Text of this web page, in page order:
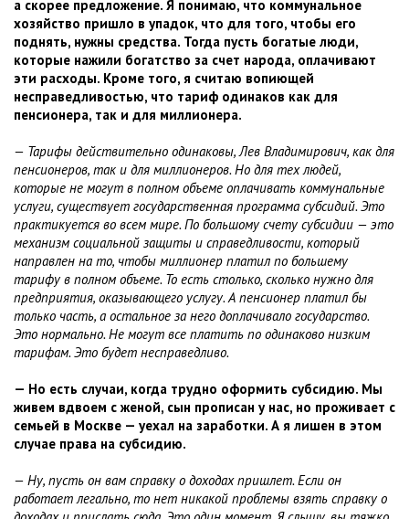
а скорее предложение. Я понимаю, что коммунальное
хозяйство пришло в упадок, что для того, чтобы его
поднять, нужны средства. Тогда пусть богатые люди,
которые нажили богатство за счет народа, оплачивают
эти расходы. Кроме того, я считаю вопиющей
несправедливостью, что тариф одинаков как для
пенсионера, так и для миллионера.
— Тарифы действительно одинаковы, Лев Владимирович, как для
пенсионеров, так и для миллионеров. Но для тех людей,
которые не могут в полном объеме оплачивать коммунальные
услуги, существует государственная программа субсидий. Это
практикуется во всем мире. По большому счету субсидии — это
механизм социальной защиты и справедливости, который
направлен на то, чтобы миллионер платил по большему
тарифу в полном объеме. То есть столько, сколько нужно для
предприятия, оказывающего услугу. А пенсионер платил бы
только часть, а остальное за него доплачивало государство.
Это нормально. Не могут все платить по одинаково низким
тарифам. Это будет несправедливо.
— Но есть случаи, когда трудно оформить субсидию. Мы
живем вдвоем с женой, сын прописан у нас, но проживает с
семьей в Москве — уехал на заработки. А я лишен в этом
случае права на субсидию.
— Ну, пусть он вам справку о доходах пришлет. Если он
работает легально, то нет никакой проблемы взять справку о